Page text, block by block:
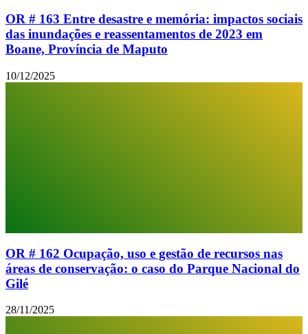
OR # 163 Entre desastre e memória: impactos sociais
das inundações e reassentamentos de 2023 em
Boane, Província de Maputo
10/12/2025
OR # 162 Ocupação, uso e gestão de recursos nas
áreas de conservação: o caso do Parque Nacional do
Gilé
28/11/2025